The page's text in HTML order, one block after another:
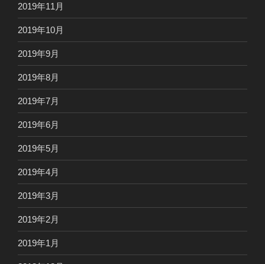
2019年11月
2019年10月
2019年9月
2019年8月
2019年7月
2019年6月
2019年5月
2019年4月
2019年3月
2019年2月
2019年1月